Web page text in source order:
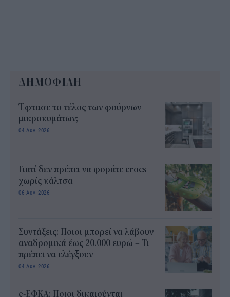
ΔΗΜΟΦΙΛΗ
Έφτασε το τέλος των φούρνων
μικροκυμάτων;
04 Αυγ 2026
Γιατί δεν πρέπει να φοράτε crocs
χωρίς κάλτσα
06 Αυγ 2026
Συντάξεις: Ποιοι μπορεί να λάβουν
αναδρομικά έως 20.000 ευρώ – Τι
πρέπει να ελέγξουν
04 Αυγ 2026
e-ΕΦΚΑ: Ποιοι δικαιούνται